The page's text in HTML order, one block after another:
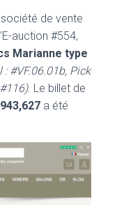
de vente
auction #554,
Marianne type
: #VF.06.01b, Pick
. Le billet de
943,627 a été